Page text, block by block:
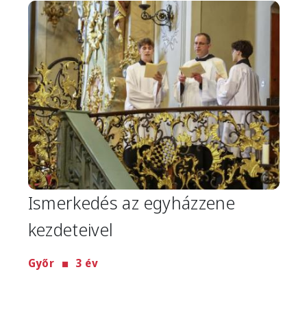
Image
Ismerkedés az egyházzene
kezdeteivel
Győr 3 év